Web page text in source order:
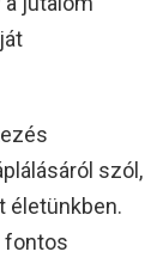
szól,
életünkben.
fontos